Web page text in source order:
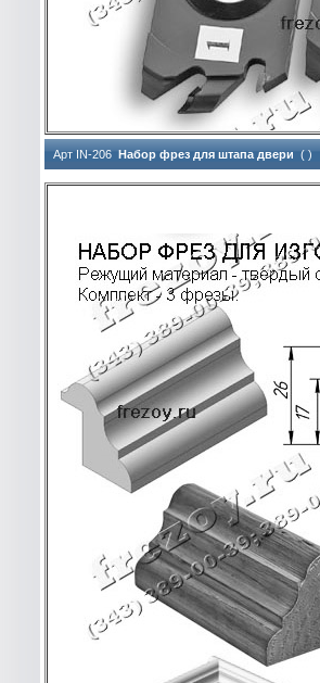
Арт IN-206 Набор фрез для штапа двери ( )